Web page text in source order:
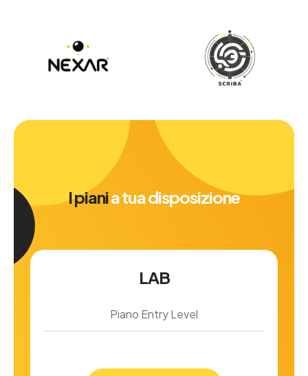
I piania tua disposizione
LAB
Piano Entry Level